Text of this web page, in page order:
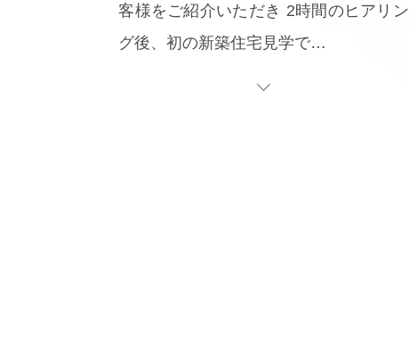
客様をご紹介いただき 2時間のヒアリン
グ後、初の新築住宅見学で…